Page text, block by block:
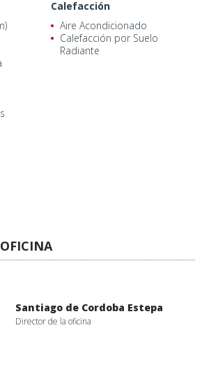
Calefacción
Aire Acondicionado
Calefacción por Suelo
Radiante
Santiago de Cordoba Estepa
Director de la oficina